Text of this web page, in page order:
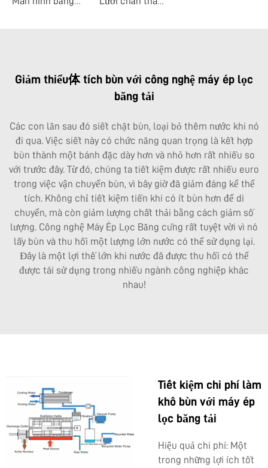
Giảm thiểu体 tích bùn với công nghệ máy ép lọc
băng tải
Các con lăn sau đó siết chặt bùn, loại bỏ thêm nước khi nó
đi qua. Việc siết này có chức năng quan trọng là kết hợp
bùn thành một bánh đặc dày hơn và nhỏ hơn rất nhiều so
với trước đây. Từ đó, chúng ta tiết kiệm được rất nhiều euro
trong việc vận chuyển bùn, vì bây giờ đã giảm đáng kể thể
tích. Không chỉ tiết kiệm tiền khi có ít bùn hơn để di
chuyển, mà còn giảm lượng chất thải bằng cách giảm số
lượng. Công nghệ Máy Ép Lọc Băng cũng rất tuyệt vời vì nó
lấy bùn và thu hồi một lượng lớn nước có thể sử dụng lại.
Đây là một lợi thế lớn khi nước đã được thu hồi có thể
được tái sử dụng trong nhiều ngành công nghiệp khác
nhau!
Tiết kiệm chi phí làm
khô bùn với máy ép
lọc băng tải
Hiệu quả chi phí: Một
trong những lợi ích tốt